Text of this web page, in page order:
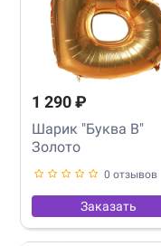
1 290 ₽
Шарик "Буква B"
Золото
0 отзывов
Заказать